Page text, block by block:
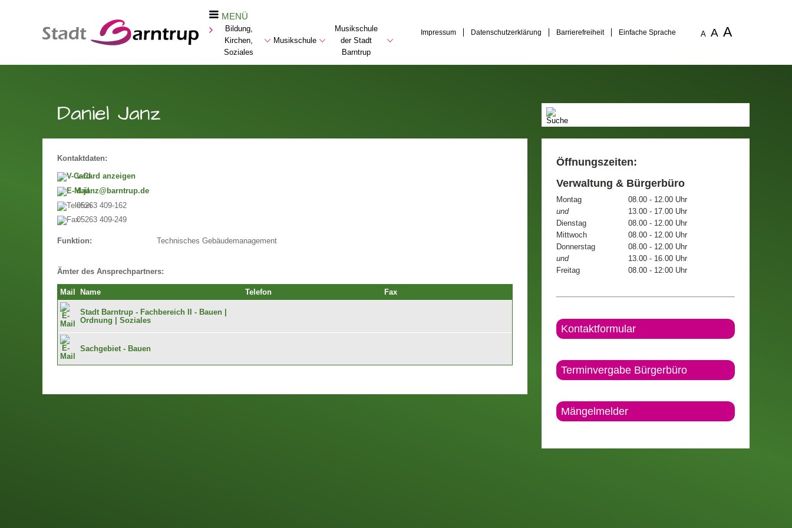
MENÜ
Bildung,
Kirchen,
Soziales
Musikschule
Musikschule
der Stadt
Barntrup
Impressum Datenschutzerklärung Barrierefreiheit Einfache Sprache A A A
Daniel Janz
Kontaktdaten:
v-Card anzeigen
d.janz@barntrup.de
05263 409-162
05263 409-249
Funktion: Technisches Gebäudemanagement
Ämter des Ansprechpartners:
Mail Name Telefon Fax
Stadt Barntrup - Fachbereich II - Bauen |
Ordnung | Soziales
Sachgebiet - Bauen
Öffnungszeiten:
Verwaltung & Bürgerbüro
Montag
08.00 - 12.00 Uhr
und
13.00 - 17.00 Uhr
Dienstag
08.00 - 12.00 Uhr
Mittwoch
08.00 - 12.00 Uhr
Donnerstag
08.00 - 12.00 Uhr
und
13.00 - 16.00 Uhr
Freitag
08.00 - 12:00 Uhr
Kontaktformular
Terminvergabe Bürgerbüro
Mängelmelder